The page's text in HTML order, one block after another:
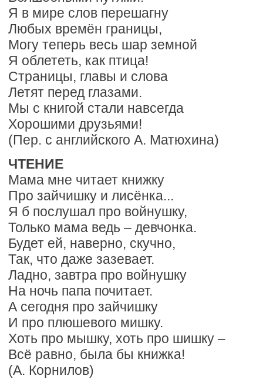
Я в мире слов перешагну
Любых времён границы,
Могу теперь весь шар земной
Я облететь, как птица!
Страницы, главы и слова
Летят перед глазами.
Мы с книгой стали навсегда
Хорошими друзьями!
(Пер. с английского А. Матюхина)
ЧТЕНИЕ
Мама мне читает книжку
Про зайчишку и лисёнка...
Я б послушал про войнушку,
Только мама ведь – девчонка.
Будет ей, наверно, скучно,
Так, что даже зазевает.
Ладно, завтра про войнушку
На ночь папа почитает.
А сегодня про зайчишку
И про плюшевого мишку.
Хоть про мышку, хоть про шишку –
Всё равно, была бы книжка!
(А. Корнилов)